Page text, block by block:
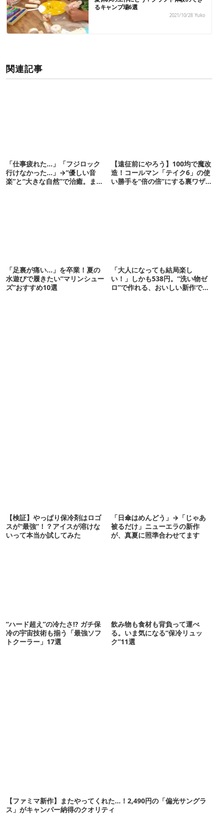
るキャンプ場6選
2021/10/28 Yuko
関連記事
「仕事疲れた…」「フジロック
行けなかった…」→“優しい音
楽”と“大きな自然”で治癒。まだ
【遠征前にやろう】100均で魔改
造！コールマン「テイク6」の使
い勝手を“倍の倍”にする裏ワザ6
「足裏が痛い…」を卒業！夏の
水遊びで履きたい“マリンシュー
ズ”おすすめ10選
「大人になっても結局楽し
い！」しかも538円。“洗い物ゼ
ロ”で作れる、おいしい新作です
【検証】やっぱり保冷剤はロゴ
スが“最強”！？アイスが溶けな
いって本当か試してみた
「日傘はめんどう」→「じゃあ
被るだけ」ニューエラの新作
が、真夏に照準合わせてます
“ハード超え”の冷たさ!? ガチ保
冷の宇宙技術も揃う「最強ソフ
トクーラー」17選
飲み物も食材も背負って運べ
る。いま気になる“保冷リュッ
ク”11選
【ファミマ新作】またやってくれた…！2,490円の「偏光サングラ
ス」がキャンパー納得のクオリティ